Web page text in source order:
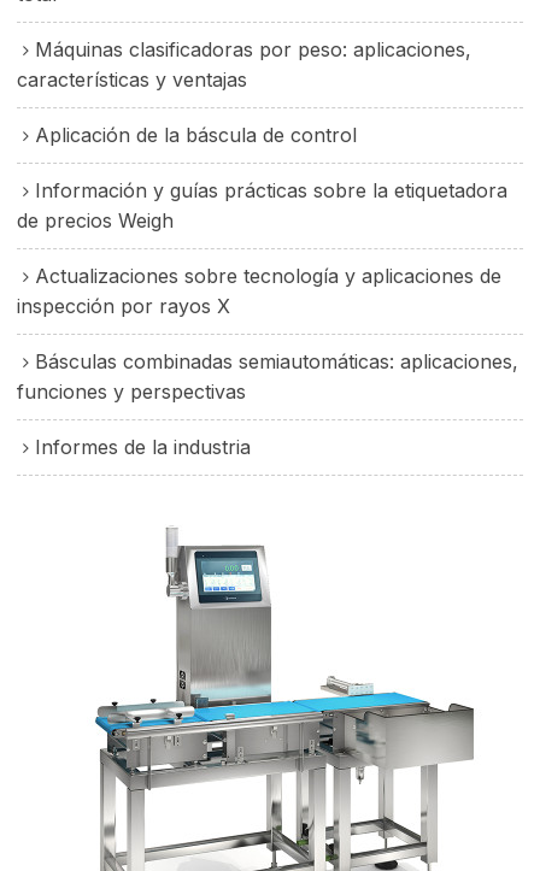
Máquinas clasificadoras por peso: aplicaciones,
características y ventajas
Aplicación de la báscula de control
Información y guías prácticas sobre la etiquetadora
de precios Weigh
Actualizaciones sobre tecnología y aplicaciones de
inspección por rayos X
Básculas combinadas semiautomáticas: aplicaciones,
funciones y perspectivas
Informes de la industria